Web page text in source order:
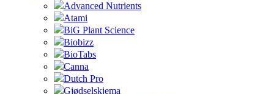
Advanced Nutrients
Atami
BiG Plant Science
Biobizz
BioTabs
Canna
Dutch Pro
Gjødselskjema